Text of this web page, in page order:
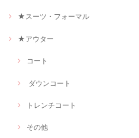
★スーツ・フォーマル
★アウター
コート
ダウンコート
トレンチコート
その他